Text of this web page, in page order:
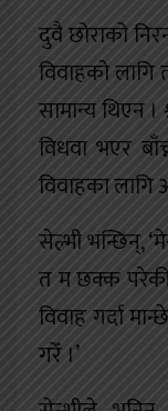
दुवै छोराको
विवाहको
सामान्य थिएन
विधवा भएर
विवाहका
सेल्भी भन्छिन्,
त म छक्क परेकी
विवाह गर्दा
गरेँ ।’